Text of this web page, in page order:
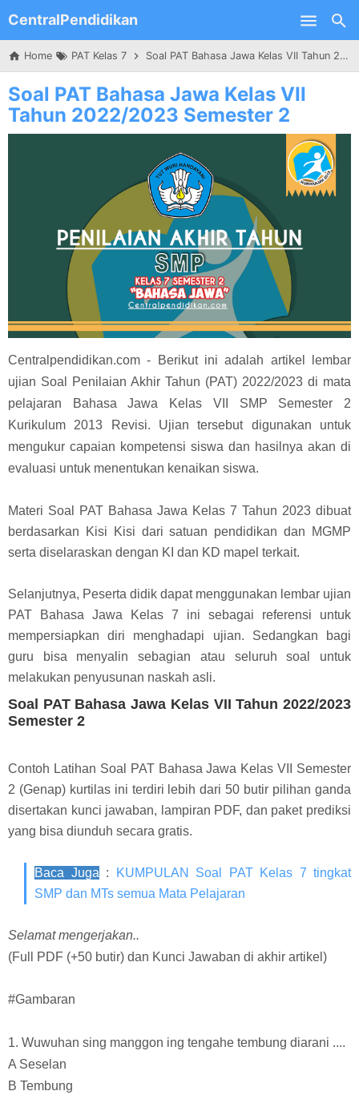
Skip to main content
CentralPendidikan
Home PAT Kelas 7 Soal PAT Bahasa Jawa Kelas VII Tahun 2022/2023 Semester 2
Soal PAT Bahasa Jawa Kelas VII
Tahun 2022/2023 Semester 2
Centralpendidikan.com - Berikut ini adalah artikel lembar
ujian Soal Penilaian Akhir Tahun (PAT) 2022/2023 di mata
pelajaran Bahasa Jawa Kelas VII SMP Semester 2
Kurikulum 2013 Revisi. Ujian tersebut digunakan untuk
mengukur capaian kompetensi siswa dan hasilnya akan di
evaluasi untuk menentukan kenaikan siswa.
Materi Soal PAT Bahasa Jawa Kelas 7 Tahun 2023 dibuat
berdasarkan Kisi Kisi dari satuan pendidikan dan MGMP
serta diselaraskan dengan KI dan KD mapel terkait.
Selanjutnya, Peserta didik dapat menggunakan lembar ujian
PAT Bahasa Jawa Kelas 7 ini sebagai referensi untuk
mempersiapkan diri menghadapi ujian. Sedangkan bagi
guru bisa menyalin sebagian atau seluruh soal untuk
melakukan penyusunan naskah asli.
Soal PAT Bahasa Jawa Kelas VII Tahun 2022/2023
Semester 2
Contoh Latihan Soal PAT Bahasa Jawa Kelas VII Semester
2 (Genap) kurtilas ini terdiri lebih dari 50 butir pilihan ganda
disertakan kunci jawaban, lampiran PDF, dan paket prediksi
yang bisa diunduh secara gratis.
Baca Juga :
KUMPULAN Soal PAT Kelas 7 tingkat
SMP dan MTs semua Mata Pelajaran
Selamat mengerjakan..
(Full PDF (+50 butir) dan Kunci Jawaban di akhir artikel)
#Gambaran
1. Wuwuhan sing manggon ing tengahe tembung diarani ....
A Seselan
B Tembung